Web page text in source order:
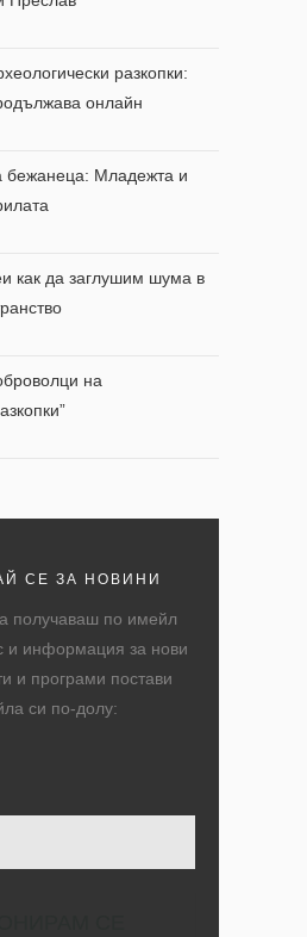
разкопки:
онлайн
бежанеца: Младежта и
как да заглушим шума в
на
СЕ ЗА НОВИНИ
получаваш по имейл
и информация за нови
и програми постави
си по-долу: